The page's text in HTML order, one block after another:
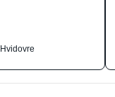
Hvidovre